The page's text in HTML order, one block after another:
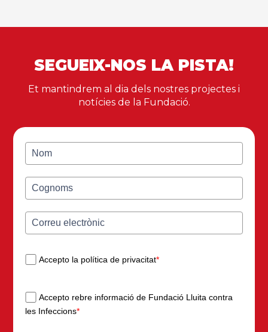
SEGUEIX-NOS LA PISTA!
Et mantindrem al dia dels nostres projectes i
notícies de la Fundació.
Accepto la política de privacitat*
Accepto rebre informació de Fundació Lluita contra
les Infeccions*